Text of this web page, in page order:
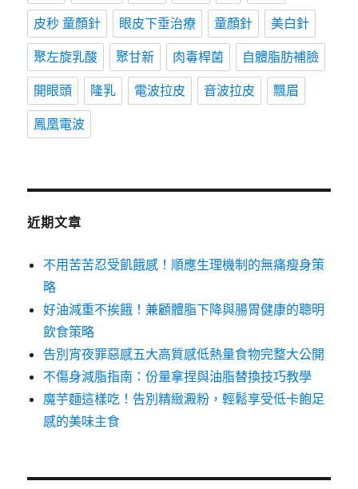
皮秒 童顏針 眼皮下垂治療 童顏針 美白針
聚左旋乳酸 聚甘新 肉毒桿菌 自體脂肪補臉
開眼頭 隆乳 電波拉皮 音波拉皮 飄眉
鳳凰電波
近期文章
不用苦苦忍受飢餓感！順應生理機制的無痛瘦身策
略
好油減重不挨餓！兼顧體脂下降與腸胃健康的聰明
飲食策略
告別宵夜罪惡感五大高質感低熱量食物完整大公開
不傷身減脂指南：份量拿捏與油脂替換技巧教學
魔芋麵這樣吃！告別精緻澱粉，輕鬆享受低卡飽足
感的美味主食